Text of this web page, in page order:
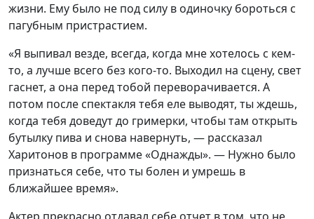
жизни. Ему было не под силу в одиночку бороться с
пагубным пристрастием.
«Я выпивал везде, всегда, когда мне хотелось с кем-
то, а лучше всего без кого-то. Выходил на сцену, свет
гаснет, а она перед тобой переворачивается. А
потом после спектакля тебя еле выводят, ты ждешь,
когда тебя доведут до гримерки, чтобы там открыть
бутылку пива и снова навернуть, — рассказал
Харитонов в программе «Однажды». — Нужно было
признаться себе, что ты болен и умрешь в
ближайшее время».